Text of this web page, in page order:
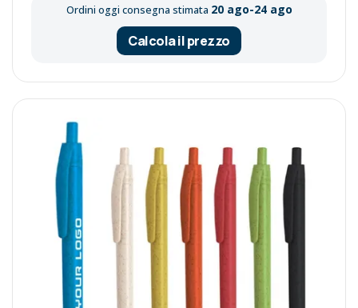
Ordini oggi consegna stimata 20 ago-24 ago
Calcola il prezzo